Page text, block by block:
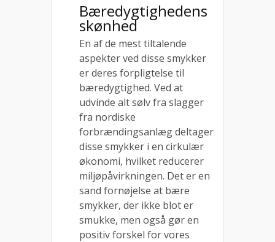
Bæredygtighedens
skønhed
En af de mest tiltalende
aspekter ved disse smykker
er deres forpligtelse til
bæredygtighed. Ved at
udvinde alt sølv fra slagger
fra nordiske
forbrændingsanlæg deltager
disse smykker i en cirkulær
økonomi, hvilket reducerer
miljøpåvirkningen. Det er en
sand fornøjelse at bære
smykker, der ikke blot er
smukke, men også gør en
positiv forskel for vores